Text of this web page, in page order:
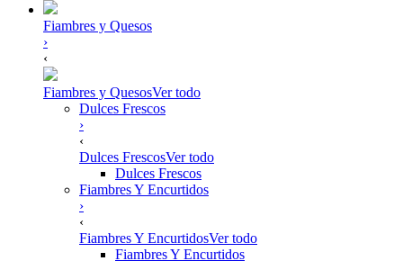
Fiambres y Quesos
›
‹
Fiambres y QuesosVer todo
Dulces Frescos
›
‹
Dulces FrescosVer todo
Dulces Frescos
Fiambres Y Encurtidos
›
‹
Fiambres Y EncurtidosVer todo
Fiambres Y Encurtidos